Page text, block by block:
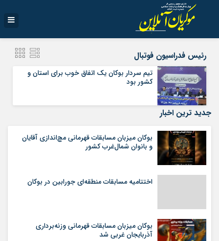
رئیس فدراسیون فوتبال
تیم سردار بوکان یک اتفاق خوب برای استان و
کشور بود
جدید ترین اخبار
بوکان میزبان مسابقات قهرمانی مچ‌اندازی آقایان
و بانوان شمال‌غرب کشور
اختتامیه مسابقات منطقه‌ای جورابین در بوکان
بوکان میزبان مسابقات قهرمانی وزنه‌برداری
آذربایجان غربی شد